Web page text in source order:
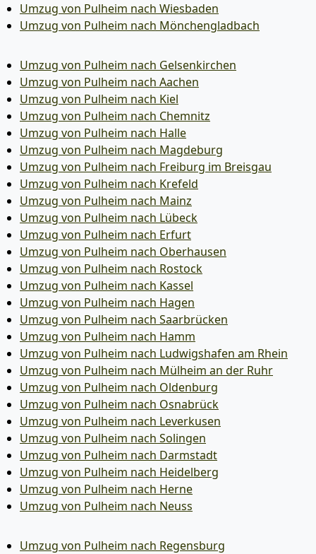
Umzug von Pulheim nach Wiesbaden
Umzug von Pulheim nach Mönchen­gladbach
Umzug von Pulheim nach Gelsenkirchen
Umzug von Pulheim nach Aachen
Umzug von Pulheim nach Kiel
Umzug von Pulheim nach Chemnitz
Umzug von Pulheim nach Halle
Umzug von Pulheim nach Magdeburg
Umzug von Pulheim nach Freiburg im Breisgau
Umzug von Pulheim nach Krefeld
Umzug von Pulheim nach Mainz
Umzug von Pulheim nach Lübeck
Umzug von Pulheim nach Erfurt
Umzug von Pulheim nach Oberhausen
Umzug von Pulheim nach Rostock
Umzug von Pulheim nach Kassel
Umzug von Pulheim nach Hagen
Umzug von Pulheim nach Saarbrücken
Umzug von Pulheim nach Hamm
Umzug von Pulheim nach Ludwigshafen am Rhein
Umzug von Pulheim nach Mülheim an der Ruhr
Umzug von Pulheim nach Oldenburg
Umzug von Pulheim nach Osnabrück
Umzug von Pulheim nach Leverkusen
Umzug von Pulheim nach Solingen
Umzug von Pulheim nach Darmstadt
Umzug von Pulheim nach Heidelberg
Umzug von Pulheim nach Herne
Umzug von Pulheim nach Neuss
Umzug von Pulheim nach Regensburg